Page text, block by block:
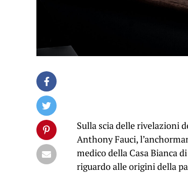
Sulla scia delle rivelazioni
Anthony Fauci,
medico della Casa Bianca
riguardo alle origini della